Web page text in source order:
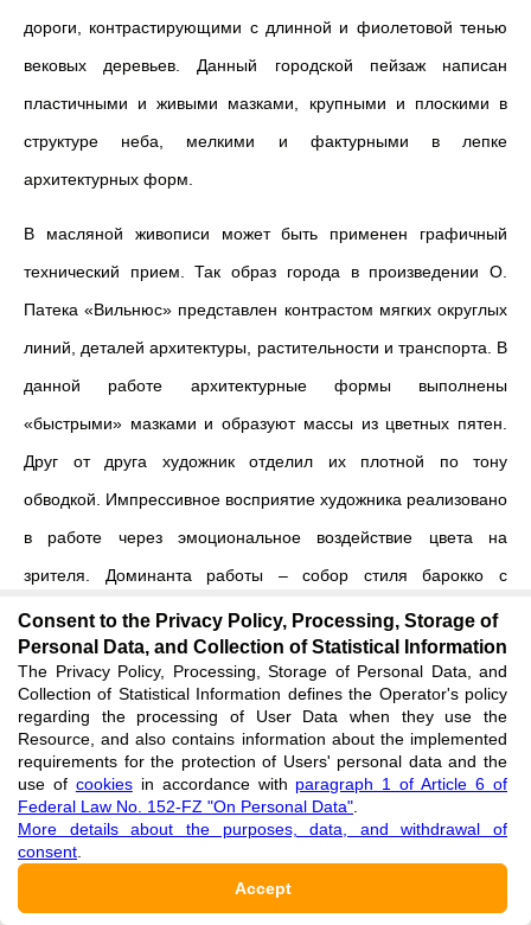
дороги, контрастирующими с длинной и фиолетовой тенью
вековых деревьев. Данный городской пейзаж написан
пластичными и живыми мазками, крупными и плоскими в
структуре неба, мелкими и фактурными в лепке
архитектурных форм.
В масляной живописи может быть применен графичный
технический прием. Так образ города в произведении О.
Патека «Вильнюс» представлен контрастом мягких округлых
линий, деталей архитектуры, растительности и транспорта. В
данной работе архитектурные формы выполнены
«быстрыми» мазками и образуют массы из цветных пятен.
Друг от друга художник отделил их плотной по тону
обводкой. Импрессивное восприятие художника реализовано
в работе через эмоциональное воздействие цвета на
зрителя. Доминанта работы – собор стиля барокко с
возвышающейся над ним колокольней. Это архитектурное
сооружение написано теплым цветом золотистой охры с
ярко оранжевой крышей. Соседние здания имеют
второстепенное значение благодаря планам, списанным
автором произведения цветными оттенками серого.
Для кисти художника характерны и плавные мазки,
создающие на полотне образ города через синтез
природных и архитектурных форм. Это может быть видение
Consent to the Privacy Policy, Processing, Storage of
Personal Data, and Collection of Statistical Information
The Privacy Policy, Processing, Storage of Personal Data, and
Collection of Statistical Information defines the Operator's policy
regarding the processing of User Data when they use the
Resource, and also contains information about the implemented
requirements for the protection of Users' personal data and the
use of cookiesin accordance with paragraph 1 of Article 6 of
Federal Law No. 152-FZ "On Personal Data"
More details about the purposes, data, and withdrawal of
consent
Accept